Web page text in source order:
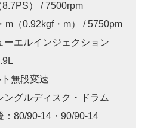
） / 7500rpm
m（0.92kgf・m） / 5750pm
ーエルインジェクション
無段変速
ングルディスク・ドラム
：80/90-14・90/90-14